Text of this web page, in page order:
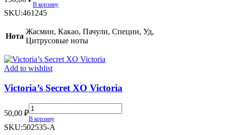
Ricci
Royal
Gold
quantity
В корзину
SKU:461245
Нота
Жасмин, Какао, Пачули, Специи, Уд,
Цитрусовые ноты
Add to wishlist
Victoria’s Secret XO Victoria
50,00 ₽
Victoria’s
Secret
XO
В корзину
SKU:502535-A